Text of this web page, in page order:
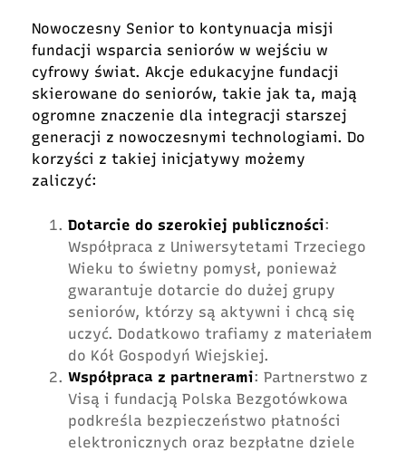
Nowoczesny Senior to kontynuacja misji
fundacji wsparcia seniorów w wejściu w
cyfrowy świat. Akcje edukacyjne fundacji
skierowane do seniorów, takie jak ta, mają
ogromne znaczenie dla integracji starszej
generacji z nowoczesnymi technologiami. Do
korzyści z takiej inicjatywy możemy
zaliczyć:
Dotarcie do szerokiej publiczności:
Współpraca z Uniwersytetami Trzeciego
Wieku to świetny pomysł, ponieważ
gwarantuje dotarcie do dużej grupy
seniorów, którzy są aktywni i chcą się
uczyć. Dodatkowo trafiamy z materiałem
do Kół Gospodyń Wiejskiej.
Współpraca z partnerami: Partnerstwo z
Visą i fundacją Polska Bezgotówkowa
podkreśla bezpieczeństwo płatności
elektronicznych oraz bezpłatne dziele